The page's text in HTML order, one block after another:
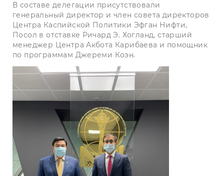
В составе делегации присутствовали
генеральный директор и член совета директоров
Центра Каспийской Политики Эфган Нифти,
Посол в отставке Ричард Э. Хогланд, старший
менеджер Центра Акбота Карибаева и помощник
по программам Джереми Коэн.